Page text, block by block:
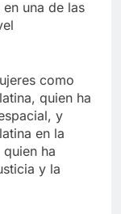
una de las
como
quien ha
y
en la
ha
y la